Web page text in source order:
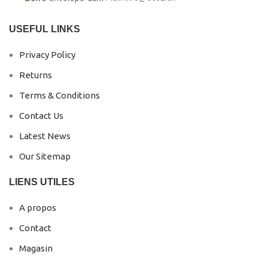
USEFUL LINKS
Privacy Policy
Returns
Terms & Conditions
Contact Us
Latest News
Our Sitemap
LIENS UTILES
A propos
Contact
Magasin